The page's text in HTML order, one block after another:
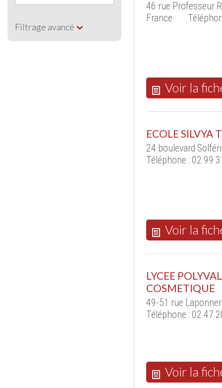
Filtrage avancé
46 rue Professeur
France
Voir la
ECOLE SILVYA
24 boulevard
Téléphone : 02 99
Voir la
LYCEE
COSMETIQUE
49-51 rue
Téléphone : 02 47
Voir la